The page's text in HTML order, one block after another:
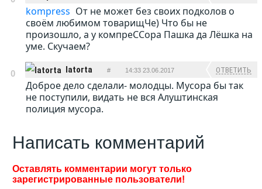
kompress От не может без своих подколов о
своём любимом товарищЧе) Что бы не
произошло, а у компреССора Пашка да Лёшка на
уме. Скучаем?
0 latorta # 14:33 23.06.2017 ОТВЕТИТЬ
Доброе дело сделали- молодцы. Мусора бы так
не поступили, видать не вся Алуштинская
полиция мусора.
Написать комментарий